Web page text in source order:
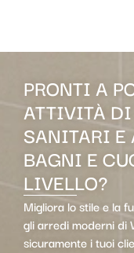
PRONTI A
ATTIVITÀ
SANITARI E
BAGNI E
LIVELLO?
Migliora lo stile e la
gli arredi moderni di
sicuramente i tuoi